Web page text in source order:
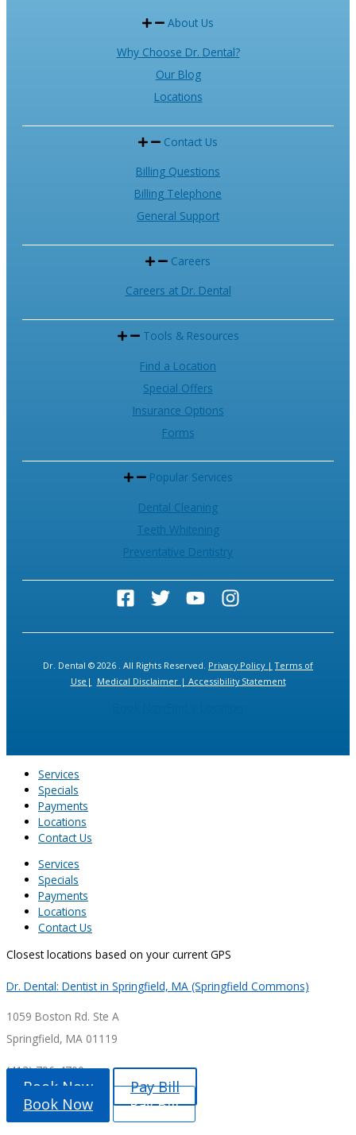
About Us
Why Choose Dr. Dental?
Our Blog
Locations
Contact Us
Billing Questions
Billing Telephone
General Support
Careers
Careers at Dr. Dental
Tools & Resources
Find a Location
Special Offers
Insurance Options
Forms
Popular Services
Dental Cleaning
Teeth Whitening
Preventative Dentistry
Dr. Dental © 2026 . All Rights Reserved. Privacy Policy | Terms of
Use|
Medical Disclaimer | Accessibility Statement
Services
Specials
Payments
Locations
Contact Us
Services
Specials
Payments
Locations
Contact Us
Closest locations based on your current GPS
Dr. Dental: Dentist in Springfield, MA (Springfield Commons)
1059 Boston Rd. Ste A
Springfield, MA 01119
(413) 796-4700
Book Now
Pay Bill
Book Now
Pay Bill